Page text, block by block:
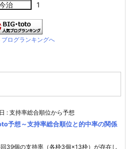
治 1
ブログランキングへ
: 支持率総合順位から予想
予想～支持率総合順位と的中率の関係
39個の支持率（各枠3個×13枠）が存在し